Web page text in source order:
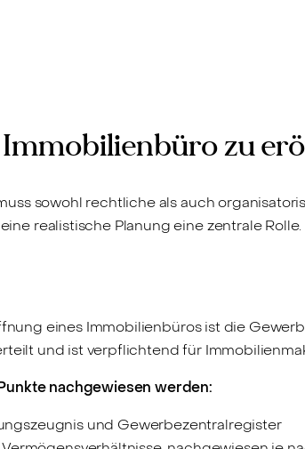
Immobilienbüro zu
sowohl rechtliche als auch
realistische Planung eine zentrale Rolle.
eines Immobilienbüros ist die
und ist verpflichtend für
nachgewiesen werden:
und Gewerbezentralregister